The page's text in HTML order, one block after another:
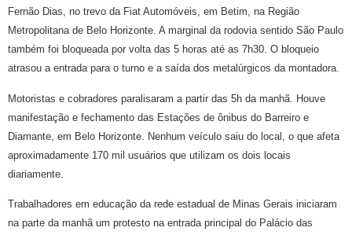
Fernão Dias, no trevo da Fiat Automóveis, em Betim, na Região
Metropolitana de Belo Horizonte. A marginal da rodovia sentido São Paulo
também foi bloqueada por volta das 5 horas até as 7h30. O bloqueio
atrasou a entrada para o turno e a saída dos metalúrgicos da montadora.
Motoristas e cobradores paralisaram a partir das 5h da manhã. Houve
manifestação e fechamento das Estações de ônibus do Barreiro e
Diamante, em Belo Horizonte. Nenhum veículo saiu do local, o que afeta
aproximadamente 170 mil usuários que utilizam os dois locais
diariamente.
Trabalhadores em educação da rede estadual de Minas Gerais iniciaram
na parte da manhã um protesto na entrada principal do Palácio das